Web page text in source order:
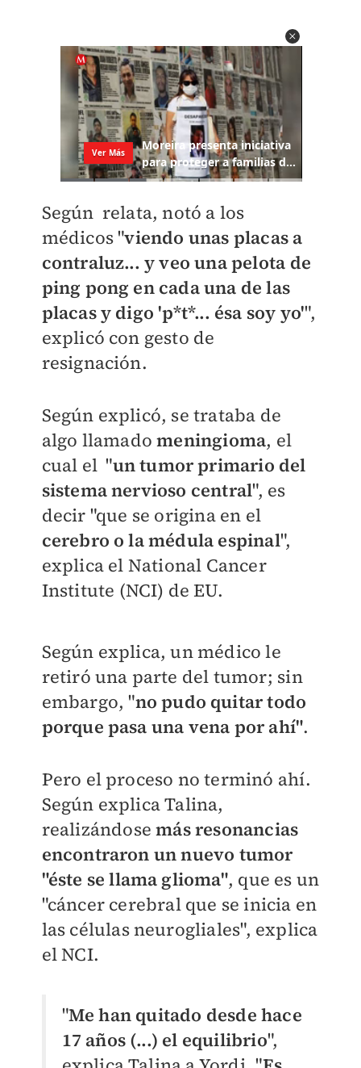
Según relata, notó a los
médicos "viendo unas placas a
contraluz... y veo una pelota de
ping pong en cada una de las
placas y digo 'p*t*... ésa soy yo'",
explicó con gesto de
resignación.
Según explicó, se trataba de
algo llamadomeningioma, el
cual el "un tumor primario del
sistema nervioso central", es
decir "que se origina en el
cerebro o la médula espinal",
explica el National Cancer
Institute (NCI) de EU.
Según explica, un médico le
retiró una parte del tumor; sin
embargo, "no pudo quitar todo
porque pasa una vena por ahí".
Pero el proceso no terminó ahí.
Según explica Talina,
realizándosemás resonancias
encontraron un nuevo tumor
"éste se llama glioma", que es un
"cáncer cerebral que se inicia en
las células neurogliales", explica
el NCI.
"Me han quitado desde hace
17 años (...) el equilibrio",